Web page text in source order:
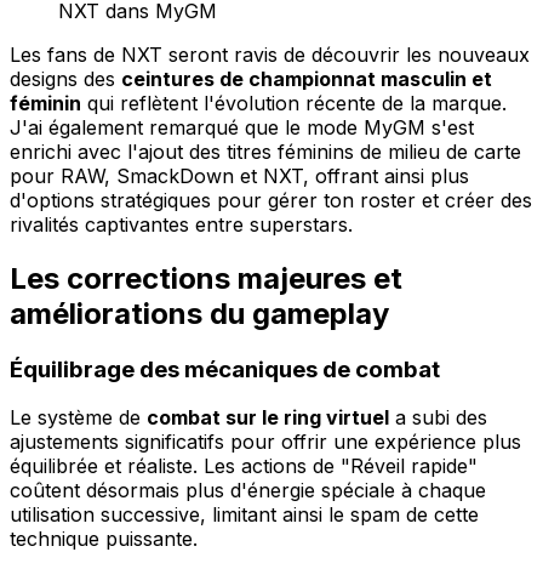
NXT dans MyGM
Les fans de NXT seront ravis de découvrir les nouveaux
designs des ceintures de championnat masculin et
féminin qui reflètent l'évolution récente de la marque.
J'ai également remarqué que le mode MyGM s'est
enrichi avec l'ajout des titres féminins de milieu de carte
pour RAW, SmackDown et NXT, offrant ainsi plus
d'options stratégiques pour gérer ton roster et créer des
rivalités captivantes entre superstars.
Les corrections majeures et
améliorations du gameplay
Équilibrage des mécaniques de combat
Le système de combat sur le ring virtuel a subi des
ajustements significatifs pour offrir une expérience plus
équilibrée et réaliste. Les actions de "Réveil rapide"
coûtent désormais plus d'énergie spéciale à chaque
utilisation successive, limitant ainsi le spam de cette
technique puissante.